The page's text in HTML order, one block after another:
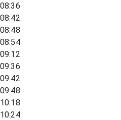
08:36
08:42
08:48
08:54
09:12
09:36
09:42
09:48
10:18
10:24